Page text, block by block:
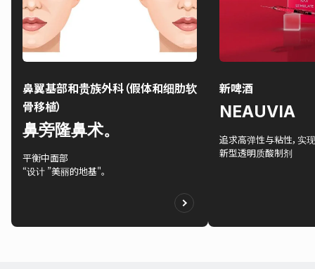
鼻翼基部和贵族外科（假体和细肋软
骨移植）
鼻旁隆鼻术。
平衡中面部
“设计 ”美丽的地基"。
新啤酒
NEAUVIA
追求高弹性与粘性，实
新型透明质酸制剂